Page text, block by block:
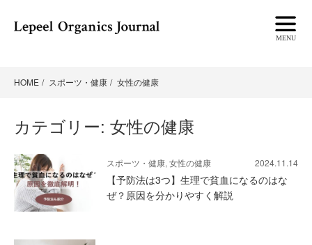
HOME スポーツ・健康 女性の健康
カテゴリー: 女性の健康
スポーツ・健康, 女性の健康 2024.11.14
【予防法は3つ】生理で貧血になるのはな
ぜ？原因を分かりやすく解説